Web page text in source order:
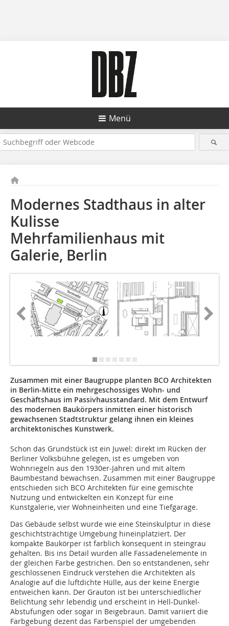
Menü
Modernes Stadthaus in alter
Kulisse
Mehrfamilienhaus mit
Galerie, Berlin
Zusammen mit einer Baugruppe planten BCO Architekten
in Berlin-Mitte ein mehrgeschossiges Wohn- und
Geschäftshaus im Passivhausstandard. Mit dem Entwurf
des modernen Baukörpers inmitten einer historisch
gewachsenen Stadtstruktur gelang ihnen ein kleines
architektonisches Kunstwerk.
Schon das Grundstück ist ein Juwel: direkt im Rücken der
Berliner Volksbühne gelegen, ist es umgeben von
Wohnriegeln aus den 1930er-Jahren und mit altem
Baumbestand bewachsen. Zusammen mit einer Baugruppe
entschieden sich BCO Architekten für eine gemischte
Nutzung und entwickelten ein Konzept für eine
Kunstgalerie, vier Wohneinheiten und eine Tiefgarage.
Das Gebäude selbst wurde wie eine Steinskulptur in diese
geschichtsträchtige Umgebung hineinplatziert. Der
kompakte Baukörper ist farblich konsequent in steingrau
gehalten. Bis ins Detail wurden alle Fassadenelemente in
der gleichen Farbe gestrichen. Den so entstandenen, sehr
geschlossenen Eindruck verstehen die Architekten als
Analogie auf die luftdichte Hülle, aus der keine Energie
entweichen kann. Der Grauton ist bei unterschiedlicher
Belichtung sehr lebendig und erscheint in Hell-Dunkel-
Abstufungen oder sogar in Beigebraun. Damit variiert die
Farbgebung dezent das Farbenspiel der umgebenden